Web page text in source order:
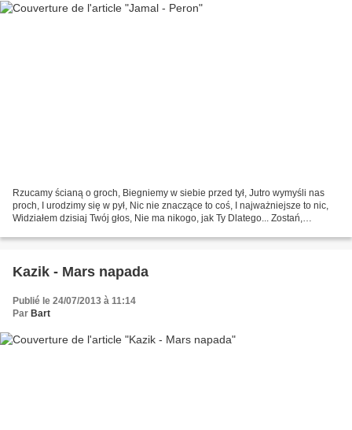
Rzucamy ścianą o groch, Biegniemy w siebie przed tył, Jutro wymyśli nas
proch, I urodzimy się w pył, Nic nie znaczące to coś, I najważniejsze to nic,
Widziałem dzisiaj Twój głos, Nie ma nikogo, jak Ty Dlatego... Zostań,
Kazik - Mars napada
Publié le 24/07/2013 à 11:14
Par Bart